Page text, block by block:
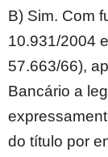
B) Sim. Com
10.931/2004
57.663/66),
Bancário a
do título por